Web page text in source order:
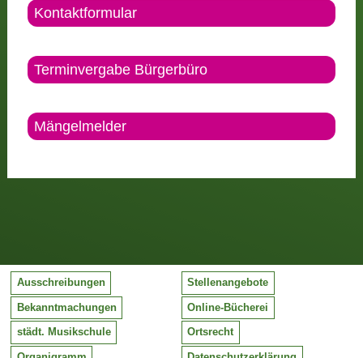
Kontaktformular
Terminvergabe Bürgerbüro
Mängelmelder
Ausschreibungen Stellenangebote
Bekanntmachungen Online-Bücherei
städt. Musikschule Ortsrecht